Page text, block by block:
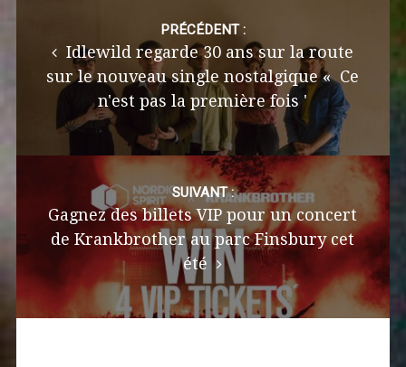
PRÉCÉDENT :
Idlewild regarde 30 ans sur la route
sur le nouveau single nostalgique « Ce
n'est pas la première fois '
SUIVANT :
Gagnez des billets VIP pour un concert
de Krankbrother au parc Finsbury cet
été